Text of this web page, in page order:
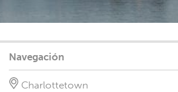
Navegación
Charlottetown